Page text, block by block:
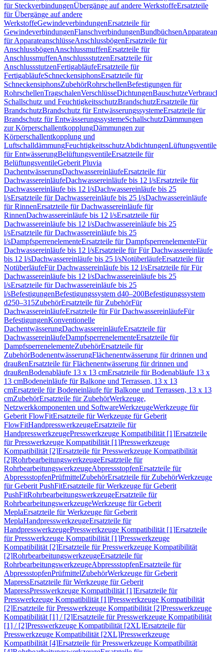
für SteckverbindungenÜbergänge auf andere WerkstoffeErsatzteile
für Übergänge auf andere
WerkstoffeGewindeverbindungenErsatzteile für
GewindeverbindungenFlanschverbindungenBundbüchsen
für ApparateanschlüsseAnschlussbögenErsatzteile für
AnschlussbögenAnschlussmuffenErsatzteile für
AnschlussmuffenAnschlussstutzenErsatzteile für
AnschlussstutzenFertigabläufeErsatzteile für
FertigabläufeSchneckensiphonsErsatzteile für
SchneckensiphonsZubehörRohrschellenBefestigungen für
RohrschellenTragschalenVerschlüsseDichtungenBauschutze
Schallschutz und FeuchtigkeitsschutzBrandschutzErsatzteile für
BrandschutzBrandschutz für EntwässerungssystemeErsatzteile für
Brandschutz für EntwässerungssystemeSchallschutzDämmungen
zur KörperschallentkopplungDämmungen zur
Körperschallentkopplung und
LuftschalldämmungFeuchtigkeitsschutzAbdichtungenLüftungsventile
für EntwässerungBelüftungsventileErsatzteile für
BelüftungsventileGeberit Pluvia
DachentwässerungDachwassereinläufeErsatzteile für
DachwassereinläufeDachwassereinläufe bis 12 l/sErsatzteile für
Dachwassereinläufe bis 12 l/sDachwassereinläufe bis 25
l/sErsatzteile für Dachwassereinläufe bis 25 l/sDachwassereinläufe
für RinnenErsatzteile für Dachwassereinläufe für
RinnenDachwassereinläufe bis 12 l/sErsatzteile für
Dachwassereinläufe bis 12 l/sDachwassereinläufe bis 25
l/sErsatzteile für Dachwassereinläufe bis 25
l/sDampfsperrenelementeErsatzteile für DampfsperrenelementeFür
Dachwassereinläufe bis 12 l/sErsatzteile für Für Dachwassereinläufe
bis 12 l/sDachwassereinläufe bis 25 l/sNotüberläufeErsatzteile für
NotüberläufeFür Dachwassereinläufe bis 12 l/sErsatzteile für Für
Dachwassereinläufe bis 12 l/sDachwassereinläufe bis 25
l/sErsatzteile für Dachwassereinläufe bis 25
l/sBefestigungenBefestigungssystem d40–200Befestigungssystem
d250–315ZubehörErsatzteile für ZubehörFür
DachwassereinläufeErsatzteile für Für DachwassereinläufeFür
BefestigungenKonventionelle
DachentwässerungDachwassereinläufeErsatzteile für
DachwassereinläufeDampfsperrenelementeErsatzteile für
DampfsperrenelementeZubehörErsatzteile für
ZubehörBodenentwässerungFlächenentwässerung für drinnen und
draußenErsatzteile für Flächenentwässerung für drinnen und
draußenBodenabläufe 13 x 13 cmErsatzteile für Bodenabläufe 13 x
13 cmBodeneinläufe für Balkone und Terrassen, 13 x 13
cmErsatzteile für Bodeneinläufe für Balkone und Terrassen, 13 x 13
cmZubehörErsatzteile für ZubehörWerkzeuge,
Netzwerkkomponenten und SoftwareWerkzeugeWerkzeuge für
Geberit FlowFitErsatzteile für Werkzeuge für Geberit
FlowFitHandpresswerkzeugeErsatzteile für
HandpresswerkzeugePresswerkzeuge Kompatibilität [1]Ersatzteile
für Presswerkzeuge Kompatibilität [1]Presswerkzeuge
Kompatibilität [2]Ersatzteile für Presswerkzeuge Kompatibilität
[2]RohrbearbeitungswerkzeugeErsatzteile für
RohrbearbeitungswerkzeugeAbpressstopfenErsatzteile für
AbpressstopfenPrüfmittelZubehörErsatzteile für ZubehörWerkzeuge
für Geberit PushFitErsatzteile für Werkzeuge für Geberit
PushFitRohrbearbeitungswerkzeugeErsatzteile für
RohrbearbeitungswerkzeugeWerkzeuge für Geberit
MeplaErsatzteile für Werkzeuge für Geberit
MeplaHandpresswerkzeugeErsatzteile für
HandpresswerkzeugePresswerkzeuge Kompatibilität [1]Ersatzteile
für Presswerkzeuge Kompatibilität [1]Presswerkzeuge
Kompatibilität [2]Ersatzteile für Presswerkzeuge Kompatibilität
[2]RohrbearbeitungswerkzeugeErsatzteile für
RohrbearbeitungswerkzeugeAbpressstopfenErsatzteile für
AbpressstopfenPrüfmittelZubehörWerkzeuge für Geberit
MapressErsatzteile für Werkzeuge für Geberit
MapressPresswerkzeuge Kompatibilität [1]Ersatzteile für
Presswerkzeuge Kompatibilität [1]Presswerkzeuge Kompatibilität
[2]Ersatzteile für Presswerkzeuge Kompatibilität [2]Presswerkzeuge
Kompatibilität [1] / [2]Ersatzteile für Presswerkzeuge Kompatibilität
[1] / [2]Presswerkzeuge Kompatibilität [2XL]Ersatzteile für
Presswerkzeuge Kompatibilität [2XL]Presswerkzeuge
Kompatibilität [4]Ersatzteile für Presswerkzeuge Kompatibilität